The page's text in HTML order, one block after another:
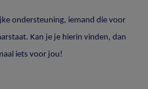
ondersteuning, iemand die voor
Kan je je hierin vinden, dan
iets voor jou!